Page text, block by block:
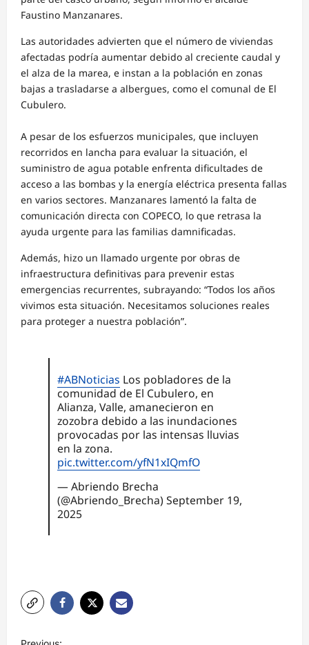
Faustino Manzanares.
Las autoridades advierten que el número de viviendas
afectadas podría aumentar debido al creciente caudal y
el alza de la marea, e instan a la población en zonas
bajas a trasladarse a albergues, como el comunal de El
Cubulero.
A pesar de los esfuerzos municipales, que incluyen
recorridos en lancha para evaluar la situación, el
suministro de agua potable enfrenta dificultades de
acceso a las bombas y la energía eléctrica presenta fallas
en varios sectores. Manzanares lamentó la falta de
comunicación directa con COPECO, lo que retrasa la
ayuda urgente para las familias damnificadas.
Además, hizo un llamado urgente por obras de
infraestructura definitivas para prevenir estas
emergencias recurrentes, subrayando: “Todos los años
vivimos esta situación. Necesitamos soluciones reales
para proteger a nuestra población”.
#ABNoticias Los pobladores de la
comunidad de El Cubulero, en
Alianza, Valle, amanecieron en
zozobra debido a las inundaciones
provocadas por las intensas lluvias
en la zona.
pic.twitter.com/yfN1xIQmfO
— Abriendo Brecha
(@Abriendo_Brecha) September 19,
2025